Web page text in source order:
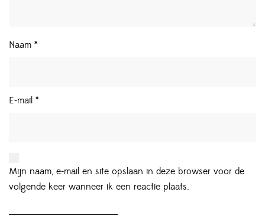
Naam *
E-mail *
Mijn naam, e-mail en site opslaan in deze browser voor de
volgende keer wanneer ik een reactie plaats.